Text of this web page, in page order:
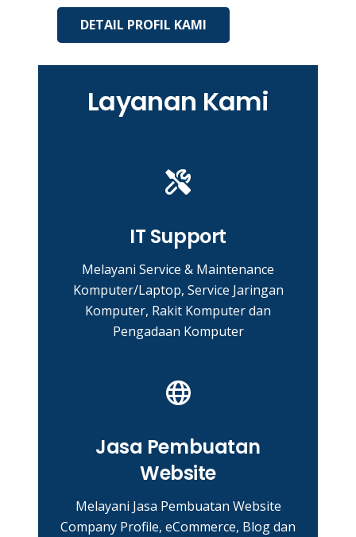
DETAIL PROFIL KAMI
Layanan Kami
IT Support
Melayani Service & Maintenance
Komputer/Laptop, Service Jaringan
Komputer, Rakit Komputer dan
Pengadaan Komputer
Jasa Pembuatan
Website
Melayani Jasa Pembuatan Website
Company Profile, eCommerce, Blog dan